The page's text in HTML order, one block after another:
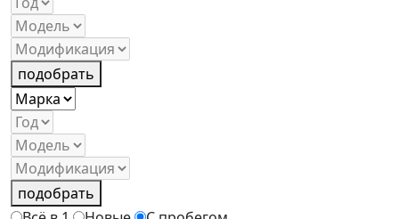
подобрать
подобрать